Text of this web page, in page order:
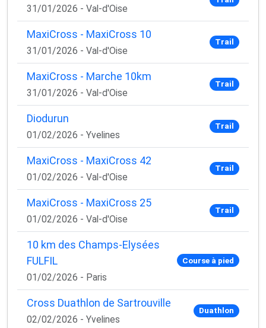
×
🚴‍♂️ Rejoignez la communauté des coureurs
Rejoignez des milliers de sportifs passionnés et
recevez chaque mois :
✅ Des conseils d'entraînement exclusifs
✅ Des astuces de pros pour progresser plus vite
✅ Les dernières tendances matos & nutrition
31/01/2026 - Val-d'Oise
MaxiCross - MaxiCross 10
31/01/2026 - Val-d'Oise
Trail
MaxiCross - Marche 10km
31/01/2026 - Val-d'Oise
Trail
Diodurun
01/02/2026 - Yvelines
Trail
MaxiCross - MaxiCross 42
01/02/2026 - Val-d'Oise
Trail
MaxiCross - MaxiCross 25
01/02/2026 - Val-d'Oise
Trail
10 km des Champs-Elysées
FULFIL
01/02/2026 - Paris
Course à pied
Cross Duathlon de Sartrouville
02/02/2026 - Yvelines
Duathlon